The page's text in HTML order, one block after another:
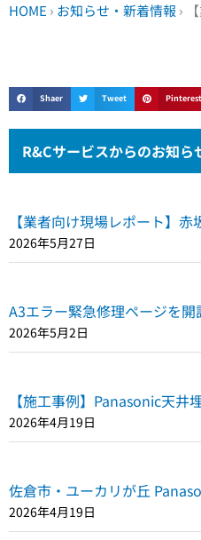
HOME › お知らせ・新着情報 ›
Shaer Tweet Pinterest
R&Cサービスからのお知ら
【業者向け現場レポート】
2026年5月27日
A3エラー緊急修理ページを開
2026年5月2日
【施工事例】Panasonic天
2026年4月19日
佐倉市・ユーカリが丘
2026年4月19日